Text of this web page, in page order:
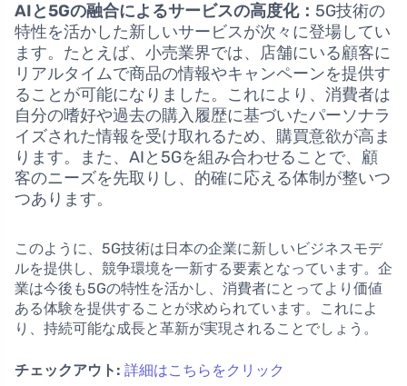
AIと5Gの融合によるサービスの高度化： 5G技術の
特性を活かした新しいサービスが次々に登場してい
ます。たとえば、小売業界では、店舗にいる顧客に
リアルタイムで商品の情報やキャンペーンを提供す
ることが可能になりました。これにより、消費者は
自分の嗜好や過去の購入履歴に基づいたパーソナラ
イズされた情報を受け取れるため、購買意欲が高ま
ります。また、AIと5Gを組み合わせることで、顧
客のニーズを先取りし、的確に応える体制が整いつ
つあります。
このように、5G技術は日本の企業に新しいビジネスモデ
ルを提供し、競争環境を一新する要素となっています。企
業は今後も5Gの特性を活かし、消費者にとってより価値
ある体験を提供することが求められています。これによ
り、持続可能な成長と革新が実現されることでしょう。
チェックアウト: 詳細はこちらをクリック